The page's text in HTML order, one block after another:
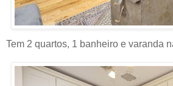
Tem 2 quartos, 1 banheiro e varanda